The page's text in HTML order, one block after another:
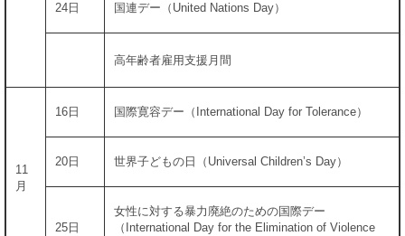
24日 国連デー（United Nations Day）
高年齢者雇用支援月間
11
月
16日 国際寛容デー（International Day for Tolerance）
20日 世界子どもの日（Universal Children’s Day）
25日
女性に対する暴力廃絶のための国際デー
（International Day for the Elimination of Violence